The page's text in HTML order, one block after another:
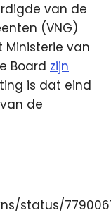
van de
(VNG)
van
Board zijn
is dat eind
de
status/